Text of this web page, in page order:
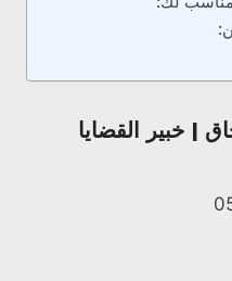
| خبير القضايا